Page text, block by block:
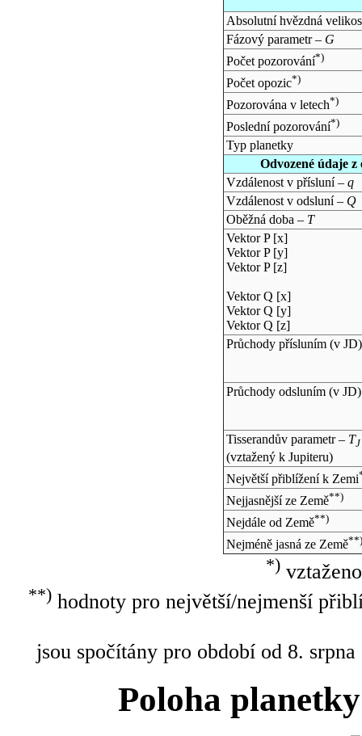
Absolutní hvězdná
Fázový parametr – G
Počet pozorování*)
Počet opozic*)
Pozorována v letech*)
Poslední pozorování*)
Typ planetky
Odvozené údaje
Vzdálenost v přísluní – q
Vzdálenost v odsluní – Q
Oběžná doba – T
Vektor P [x]
Vektor P [y]
Vektor P [z]
Vektor Q [x]
Vektor Q [y]
Vektor Q [z]
Průchody přísluním (v JD)
Průchody odsluním (v JD)
Tisserandův parametr – TJ
(vztažený k Jupiteru)
Největší přiblížení k Zemi
Nejjasnější ze Země**)
Nejdále od Země**)
Nejméně jasná ze Země**)
*)
**)hodnoty pro největší/nejmenší
jsou spočítány pro období od 8.
Poloha